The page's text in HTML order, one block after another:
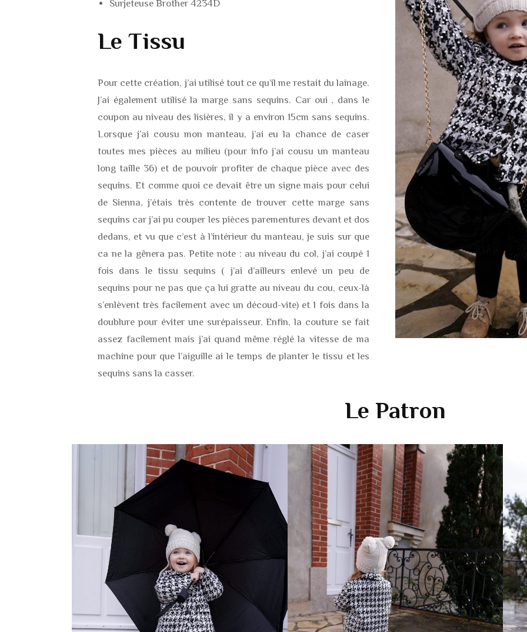
Surjeteuse Brother 4234D
Le Tissu
Pour cette création, j’ai utilisé tout ce qu’il me restait du lainage.
J’ai également utilisé la marge sans sequins. Car oui , dans le
coupon au niveau des lisières, il y a environ 15cm sans sequins.
Lorsque j’ai cousu mon manteau, j’ai eu la chance de caser
toutes mes pièces au milieu (pour info j’ai cousu un manteau
long taille 36) et de pouvoir profiter de chaque pièce avec des
sequins. Et comme quoi ce devait être un signe mais pour celui
de Sienna, j’étais très contente de trouver cette marge sans
sequins car j’ai pu couper les pièces parementures devant et dos
dedans, et vu que c’est à l’intérieur du manteau, je suis sur que
ca ne la gênera pas. Petite note : au niveau du col, j’ai coupé 1
fois dans le tissu sequins ( j’ai d’ailleurs enlevé un peu de
sequins pour ne pas que ça lui gratte au niveau du cou, ceux-là
s’enlèvent très facilement avec un découd-vite) et 1 fois dans la
doublure pour éviter une surépaisseur. Enfin, la couture se fait
assez facilement mais j’ai quand même réglé la vitesse de ma
machine pour que l’aiguille ai le temps de planter le tissu et les
sequins sans la casser.
Le Patron